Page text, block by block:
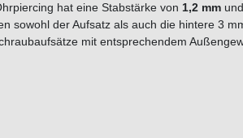
hat eine Stabstärke von 1,2 mm
sowohl der Aufsatz als auch die hintere 3
mit entsprechendem